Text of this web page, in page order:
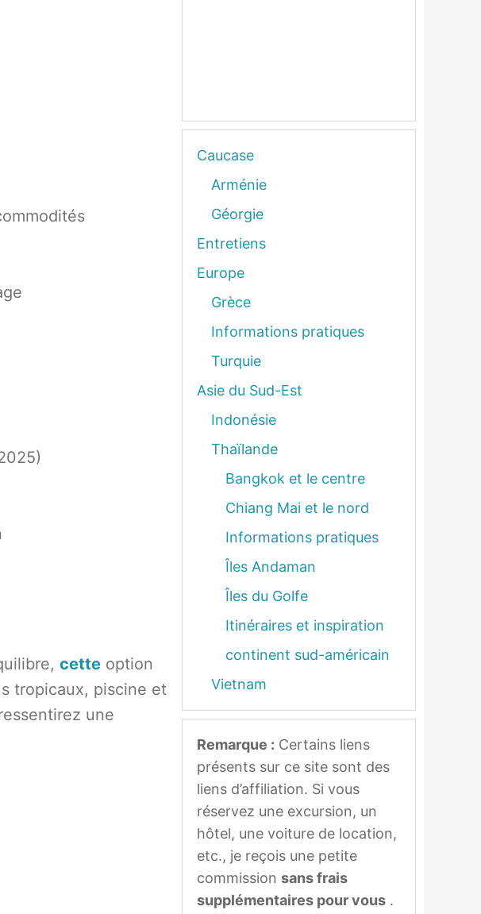
cette option
tropicaux, piscine et
une
Caucase
Arménie
Géorgie
Entretiens
Europe
Grèce
Informations pratiques
Turquie
Asie du Sud-Est
Indonésie
Thaïlande
Bangkok et le centre
Chiang Mai et le nord
Informations pratiques
Îles Andaman
Îles du Golfe
Itinéraires et inspiration
continent sud-américain
Vietnam
Remarque : Certains liens
présents sur ce site sont des
liens d’affiliation. Si vous
réservez une excursion, un
hôtel, une voiture de location,
etc., je reçois une petite
commission sans frais
supplémentaires pour vous .